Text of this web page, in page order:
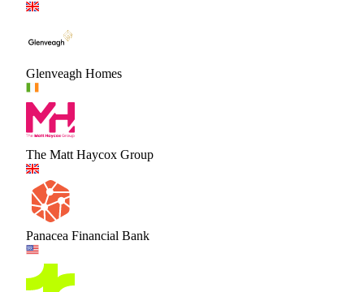
Glenveagh Homes
The Matt Haycox Group
Panacea Financial Bank